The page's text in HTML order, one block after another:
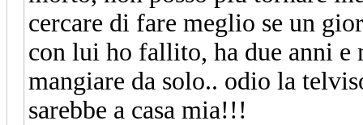
cercare di fare meglio se un
con lui ho fallito, ha due anni e
mangiare da solo.. odio la
sarebbe a casa mia!!!